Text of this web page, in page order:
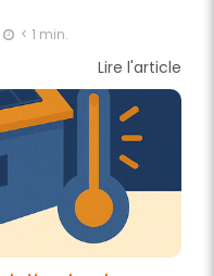
< 1 min.
Lire l'article